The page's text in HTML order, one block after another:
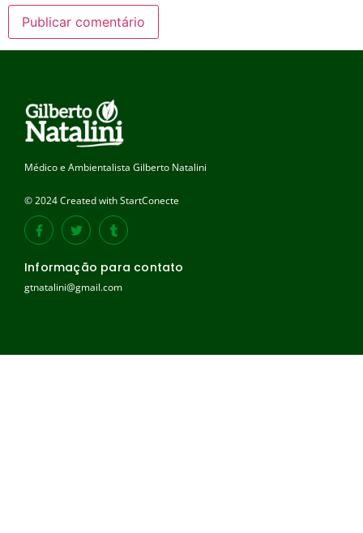
Médico e Ambientalista Gilberto Natalini
© 2024 Created with StartConecte
Informação para contato
gtnatalini@gmail.com